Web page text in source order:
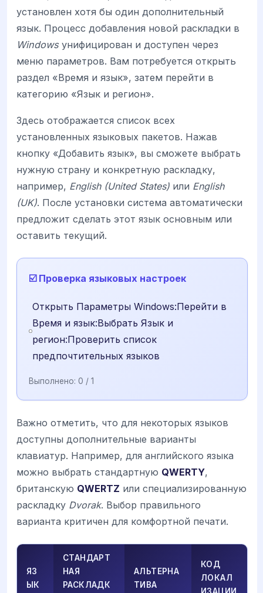
установлен хотя бы один дополнительный
язык. Процесс добавления новой раскладки в
Windowsунифицирован и доступен через
меню параметров. Вам потребуется открыть
раздел «Время и язык», затем перейти в
категорию «Язык и регион».
Здесь отображается список всех
установленных языковых пакетов. Нажав
кнопку «Добавить язык», вы сможете выбрать
нужную страну и конкретную раскладку,
например, English (United States) или English
(UK). После установки система автоматически
предложит сделать этот язык основным или
оставить текущий.
☑️ Проверка языковых настроек
Открыть Параметры Windows:Перейти в
Время и язык:Выбрать Язык и
регион:Проверить список
предпочтительных языков
Выполнено: 0 / 1
Важно отметить, что для некоторых языков
доступны дополнительные варианты
клавиатур. Например, для английского языка
можно выбрать стандартную QWERTY,
британскую QWERTZ или специализированную
раскладку Dvorak. Выбор правильного
варианта критичен для комфортной печати.
ЯЗ
ЫК
СТАНДАРТ
НАЯ
РАСКЛАДК
АЛЬТЕРНА
ТИВА
КОД
ЛОКАЛ
ИЗАЦИИ